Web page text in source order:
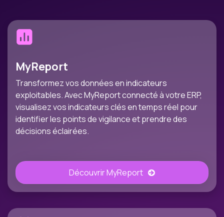
MyReport
Transformez vos données en indicateurs
exploitables. Avec MyReport connecté à votre ERP,
visualisez vos indicateurs clés en temps réel pour
identifier les points de vigilance et prendre des
décisions éclairées.
Découvrir MyReport